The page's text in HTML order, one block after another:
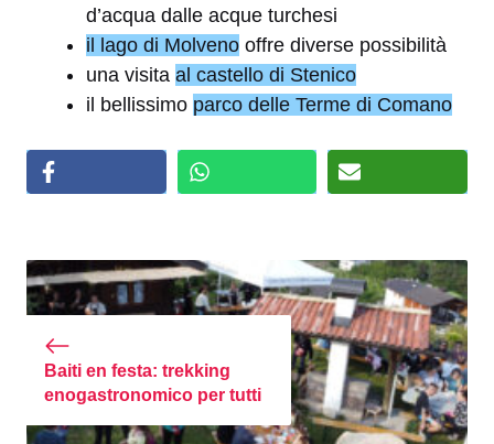
d’acqua dalle acque turchesi
il lago di Molveno offre diverse possibilità
una visita al castello di Stenico
il bellissimo parco delle Terme di Comano
Baiti en festa: trekking
enogastronomico per tutti